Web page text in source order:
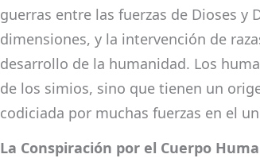
guerras entre las fuerzas de Dioses y
dimensiones, y la intervención de
desarrollo de la humanidad. Los
de los simios, sino que tienen un
codiciada por muchas fuerzas en el
La Conspiración por el Cuerpo